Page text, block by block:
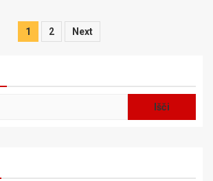
Številčenje
1 2 Next